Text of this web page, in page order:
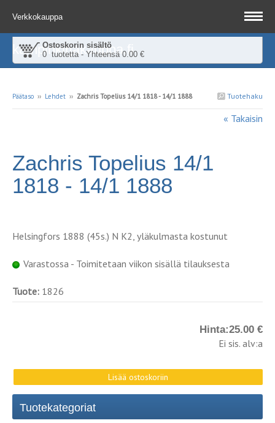
Verkkokauppa
Ostoskorin sisältö
0 tuotetta - Yhteensä 0.00 €
kampinkirjakauppa.fi
Tuotehaku
Päätaso ›› Lehdet ›› Zachris Topelius 14/1 1818 - 14/1 1888
« Takaisin
Zachris Topelius 14/1
1818 - 14/1 1888
Helsingfors 1888 (45s.) N K2, yläkulmasta kostunut
Varastossa - Toimitetaan viikon sisällä tilauksesta
Tuote: 1826
Hinta:25.00 €
Ei sis. alv:a
Tuotekategoriat